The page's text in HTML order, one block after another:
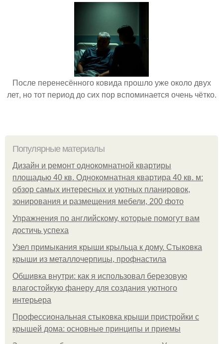
После перенесённого ковида прошло уже около двух
лет, но тот период до сих пор вспоминается очень чётко.
Популярные материалы
Дизайн и ремонт однокомнатной квартиры
площадью 40 кв. Однокомнатная квартира 40 кв. м:
обзор самых интересных и уютных планировок,
зонирования и размещения мебели, 200 фото
Упражнения по английскому, которые помогут вам
достичь успеха
Узел примыкания крыши крыльца к дому. Стыковка
крыши из металлочерпицы, профнастила
Обшивка внутри: как я использовал березовую
влагостойкую фанеру для создания уютного
интерьера
Профессиональная стыковка крыши пристройки с
крышей дома: основные принципы и приемы